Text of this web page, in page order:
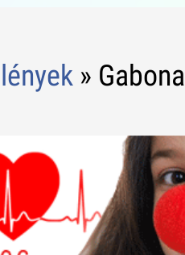
» Gabona